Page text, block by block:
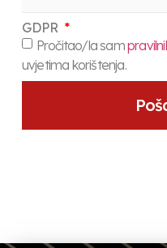
GDPR
Pročitao/la sam
uvjetima korištenja.